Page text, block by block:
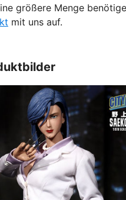
größere Menge
mit uns auf.